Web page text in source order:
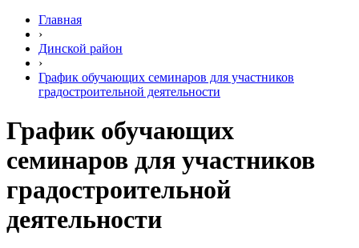
Главная
›
Динской район
›
График обучающих семинаров для участников
градостроительной деятельности
График обучающих
семинаров для участников
градостроительной
деятельности